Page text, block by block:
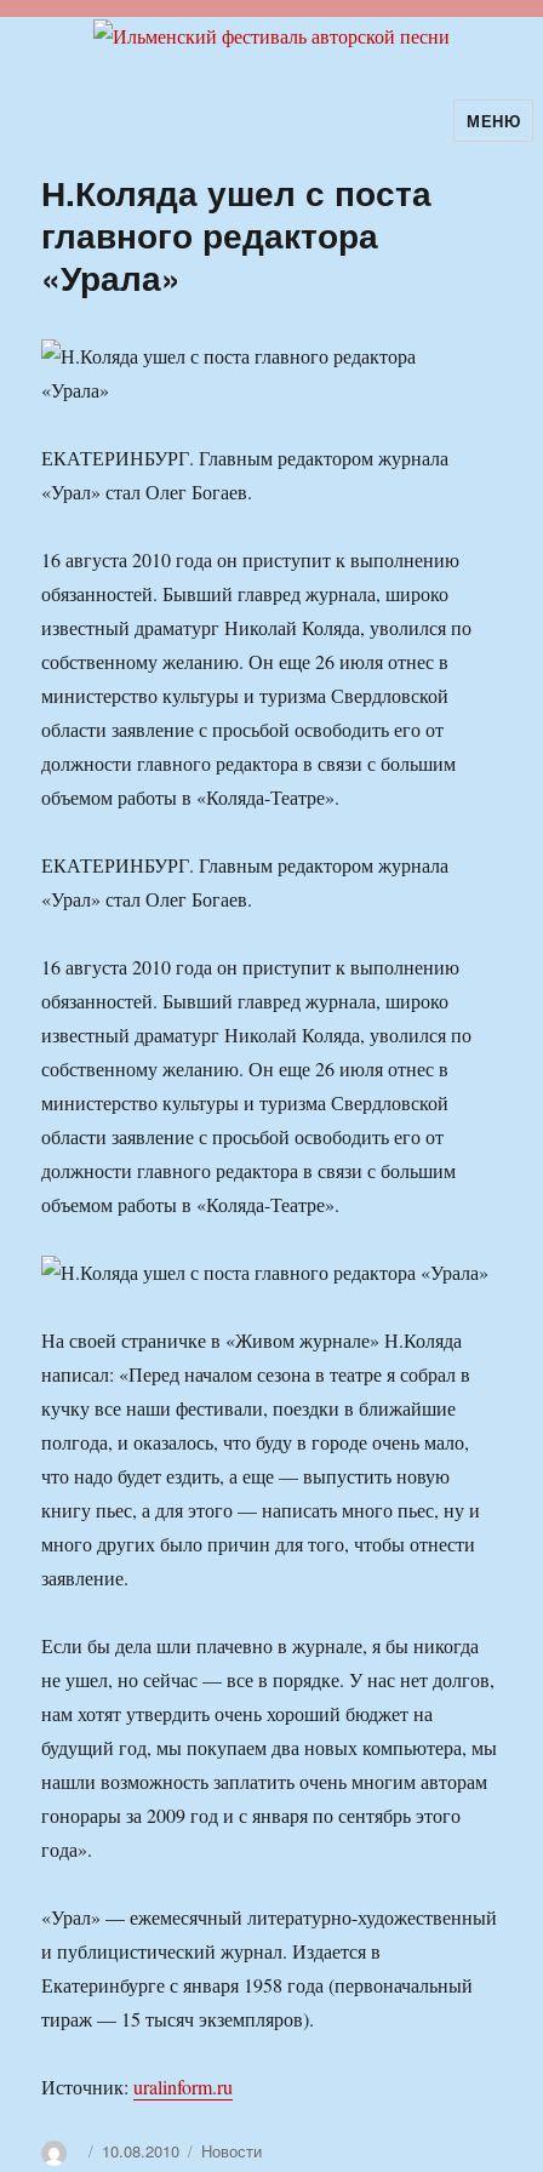
Ильменский фестиваль авторскойМЕНЮ
Н.Коляда ушел с поста
главного редактора
«Урала»
ЕКАТЕРИНБУРГ. Главным редактором журнала
«Урал» стал Олег Богаев.
16 августа 2010 года он приступит к выполнению
обязанностей. Бывший главред журнала, широко
известный драматург Николай Коляда, уволился по
собственному желанию. Он еще 26 июля отнес в
министерство культуры и туризма Свердловской
области заявление с просьбой освободить его от
должности главного редактора в связи с большим
объемом работы в «Коляда-Театре».
ЕКАТЕРИНБУРГ. Главным редактором журнала
«Урал» стал Олег Богаев.
16 августа 2010 года он приступит к выполнению
обязанностей. Бывший главред журнала, широко
известный драматург Николай Коляда, уволился по
собственному желанию. Он еще 26 июля отнес в
министерство культуры и туризма Свердловской
области заявление с просьбой освободить его от
должности главного редактора в связи с большим
объемом работы в «Коляда-Театре».
На своей страничке в «Живом журнале» Н.Коляда
написал: «Перед началом сезона в театре я собрал в
кучку все наши фестивали, поездки в ближайшие
полгода, и оказалось, что буду в городе очень мало,
что надо будет ездить, а еще — выпустить новую
книгу пьес, а для этого — написать много пьес, ну и
много других было причин для того, чтобы отнести
заявление.
Если бы дела шли плачевно в журнале, я бы никогда
не ушел, но сейчас — все в порядке. У нас нет долгов,
нам хотят утвердить очень хороший бюджет на
будущий год, мы покупаем два новых компьютера, мы
нашли возможность заплатить очень многим авторам
гонорары за 2009 год и с января по сентябрь этого
года».
«Урал» — ежемесячный литературно-художественный
и публицистический журнал. Издается в
Екатеринбурге с января 1958 года (первоначальный
тираж — 15 тысяч экземпляров).
Источник:uralinform.ru
АвторОпубликовано
10.08.2010 Рубрики
Новости